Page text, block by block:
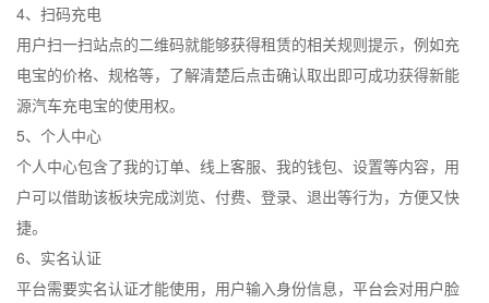
4、扫码充电
用户扫一扫站点的二维码就能够获得租赁的相关规则提示，例如充
电宝的价格、规格等，了解清楚后点击确认取出即可成功获得新能
源汽车充电宝的使用权。
5、个人中心
个人中心包含了我的订单、线上客服、我的钱包、设置等内容，用
户可以借助该板块完成浏览、付费、登录、退出等行为，方便又快
捷。
6、实名认证
平台需要实名认证才能使用，用户输入身份信息，平台会对用户脸